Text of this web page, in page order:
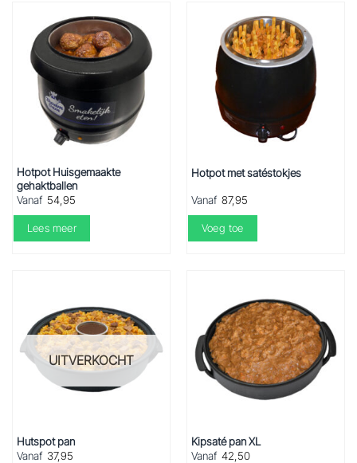
Hotpot Huisgemaakte
gehaktballen
Vanaf 54,95
Lees meer
Hotpot met satéstokjes
Vanaf 87,95
Voeg toe
UITVERKOCHT
Hutspot pan
Vanaf 37,95
Kipsaté pan XL
Vanaf 42,50